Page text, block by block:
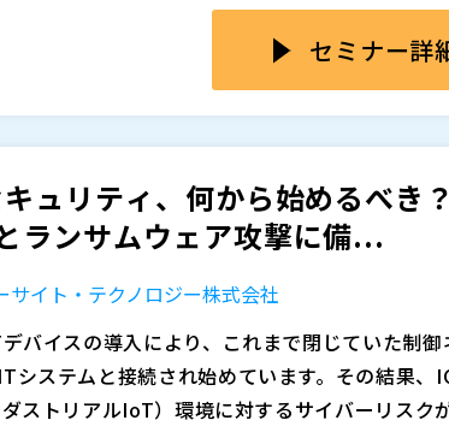
なく取り入れるための具体的な方法として、「
nanoシリーズ」は、DC同期に対応し、
がら、4／8スロット構成で必要最小限のI/Oを
カプラです。
ポイント、リモートI/Oでも高精度制御が可能な
性能を両立する構成の考え方を分かりやすく解説
構成やコストに悩んでいる方 ・リモートI/Oを
・ロボット・精密加工装置の制御設計を担当さ
用研究所（）
データ流量が増えすぎて監視が困難」などの課
れていない通信の“死角”は、脅威検知や障害対
のではないでしょうか。
状況を把握できず、通信の「正常・異常」を即
ています。また、ネットワークTAPによる接続
あります。まずは可視化を起点に、リスクを正
す。
視化されていない通信の“死角”が、サイバー攻
担当者、またはネットワークセキュリティ担当者
OTセキュリティにおける運用課題を整理すると
リューションをご紹介します。 「OTセキュリ
ら始めるべきかが知りたい」という方にお勧
本セミナーで実践的な方法をお確かめください
ー株式会社（）
用研究所（）
企業は将来的に追加、削除される可能性があり
セミナー詳
キュリティ、何から始めるべき
ランサムウェア攻撃に備...
サイト・テクノロジー株式会社
バイスの導入により、これまで閉じていた制御
システムと接続され始めています。その結果、
ストリアルIoT）環境に対するサイバーリスク